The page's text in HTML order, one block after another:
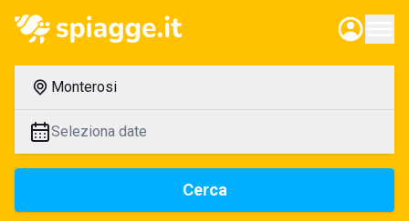
Monterosi
Seleziona date
Cerca